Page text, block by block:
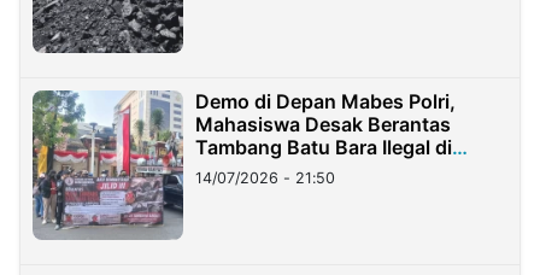
Demo di Depan Mabes Polri,
Mahasiswa Desak Berantas
Tambang Batu Bara Ilegal di
Lampung
14/07/2026 - 21:50